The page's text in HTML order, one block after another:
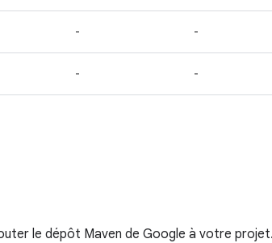
- -
- -
le dépôt Maven de Google à votre projet.